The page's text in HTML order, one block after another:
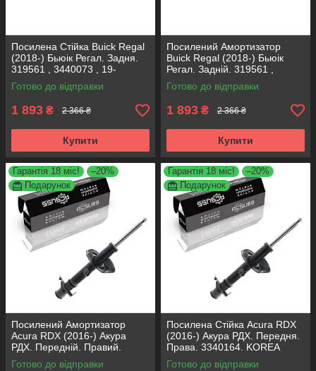
Посилена Стійка Buick Regal
(2018-) Бьюік Регал. Задня.
319561 , 3440073 , 19-
280615. KOREA Аксусс!
Готово до відправки
1 893 ₴ 2 366 ₴
Купити
Посилений Амортизатор
Buick Regal (2018-) Бьюік
Регал. Задній. 319561 ,
3440073 , 19-280615. KOREA
Аксусс!
Готово до відправки
1 893 ₴ 2 366 ₴
Купити
Гарантія 18 міс!
–20%
Подарунок
Посилений Амортизатор
Acura RDX (2016-) Акура
РДХ. Передній. Правий.
3340164. KOREA Аксусс!
Готово до відправки
Гарантія 18 міс!
–20%
Подарунок
Посилена Стійка Acura RDX
(2016-) Акура РДХ. Передня.
Права. 3340164. KOREA
Аксусс!
Готово до відправки